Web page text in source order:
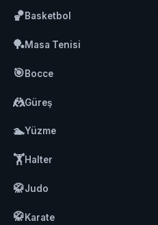
🏀Basketbol
🏓Masa Tenisi
🎯Bocce
🤼Güreş
🏊Yüzme
🏋️Halter
🥋Judo
🥋Karate